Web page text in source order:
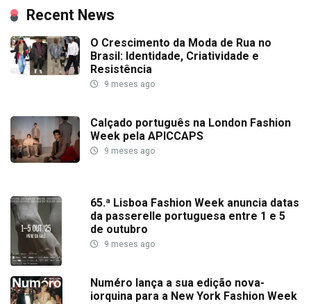
Recent News
O Crescimento da Moda de Rua no
Brasil: Identidade, Criatividade e
Resistência
9 meses ago
Calçado português na London Fashion
Week pela APICCAPS
9 meses ago
65.ª Lisboa Fashion Week anuncia datas
da passerelle portuguesa entre 1 e 5
de outubro
9 meses ago
Numéro lança a sua edição nova-
iorquina para a New York Fashion Week